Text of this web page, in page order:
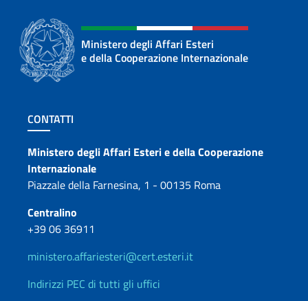
Ministero degli Affari Esteri
e della Cooperazione Internazionale
Sezione footer
CONTATTI
Contatti
Ministero degli Affari Esteri e della Cooperazione
Internazionale
Piazzale della Farnesina, 1 - 00135 Roma
Centralino
+39 06 36911
ministero.affariesteri@cert.esteri.it
Indirizzi PEC di tutti gli uffici